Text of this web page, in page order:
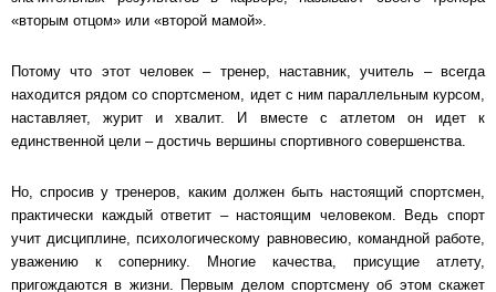
«вторым отцом» или «второй мамой».
Потому что этот человек – тренер, наставник, учитель – всегда
находится рядом со спортсменом, идет с ним параллельным курсом,
наставляет, журит и хвалит. И вместе с атлетом он идет к
единственной цели – достичь вершины спортивного совершенства.
Но, спросив у тренеров, каким должен быть настоящий спортсмен,
практически каждый ответит – настоящим человеком. Ведь спорт
учит дисциплине, психологическому равновесию, командной работе,
уважению к сопернику. Многие качества, присущие атлету,
пригождаются в жизни. Первым делом спортсмену об этом скажет